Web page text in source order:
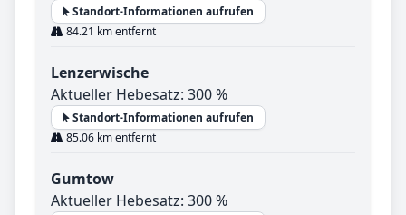
Standort-Informationen aufrufen
84.21 km entfernt
Lenzerwische
Aktueller Hebesatz: 300 %
Standort-Informationen aufrufen
85.06 km entfernt
Gumtow
Aktueller Hebesatz: 300 %